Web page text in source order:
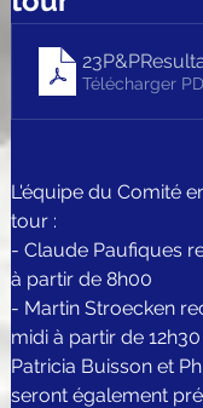
Télécharger
L'équipe du Comité
tour :
- Claude Paufiques
à partir de 8h00
- Martin Stroecken
midi à partir de 12h30
Patricia Buisson et
seront également